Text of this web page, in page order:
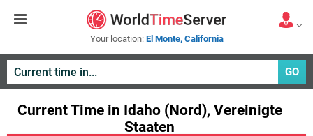
Your location: El Monte, California
GO
Current Time in Idaho (Nord), Vereinigte
Staaten